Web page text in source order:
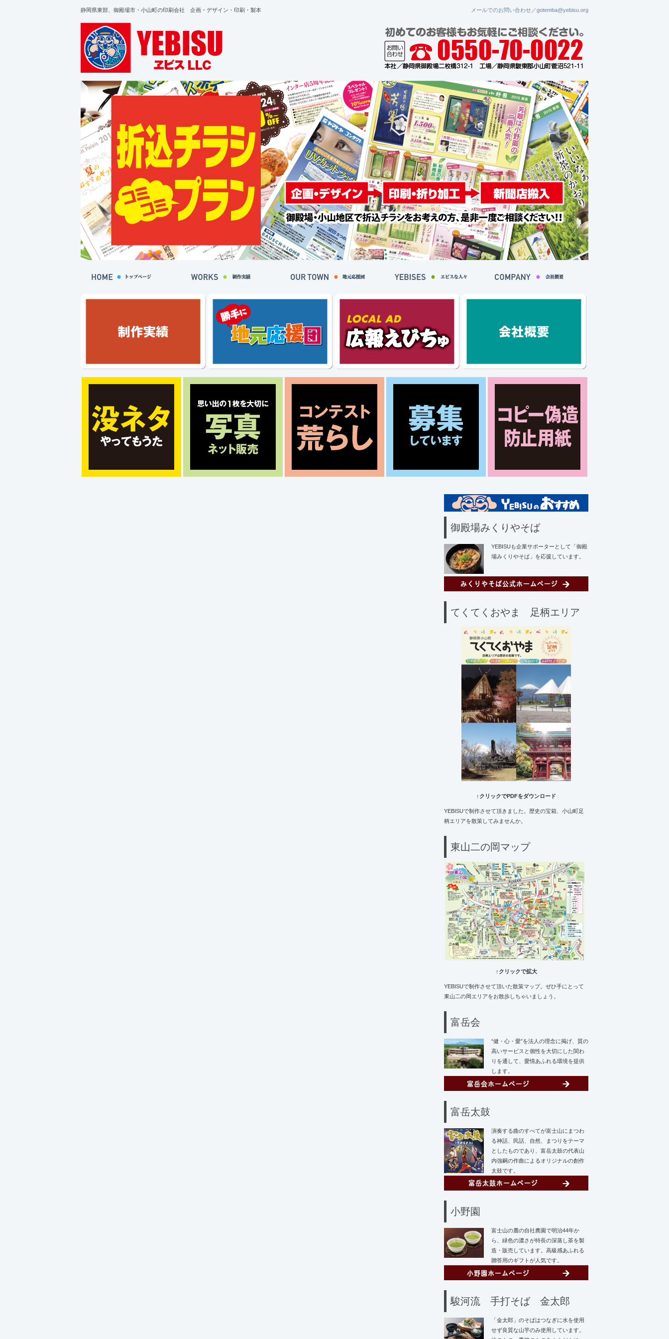
静岡県東部、御殿場市・小山町の印刷会社 企画・デザイン・印刷・製本 メールでのお問い合わせ／gotemba@yebisu.org
御殿場みくりやそば
YEBISUも企業サポーターとして「御殿
場みくりやそば」を応援しています。
てくてくおやま 足柄エリア
↑クリックでPDFをダウンロード
YEBISUで制作させて頂きました。歴史の宝箱、小山町足
柄エリアを散策してみませんか。
東山二の岡マップ
↑クリックで拡大
YEBISUで制作させて頂いた散策マップ。ぜひ手にとって
東山二の岡エリアをお散歩しちゃいましょう。
富岳会
“健・心・愛”を法人の理念に掲げ、質の
高いサービスと個性を大切にした関わ
りを通して、愛情あふれる環境を提供
します。
富岳太鼓
演奏する曲のすべてが富士山にまつわ
る神話、民話、自然、まつりをテーマ
としたものであり、富岳太鼓の代表山
内強嗣の作曲によるオリジナルの創作
太鼓です。
小野園
富士山の麓の自社農園で明治44年か
ら、緑色の濃さが特長の深蒸し茶を製
造・販売しています。高級感あふれる
贈答用のギフトが人気です。
駿河流 手打そば 金太郎
「金太郎」のそばはつなぎに水を使用
せず良質な山芋のみ使用しています。